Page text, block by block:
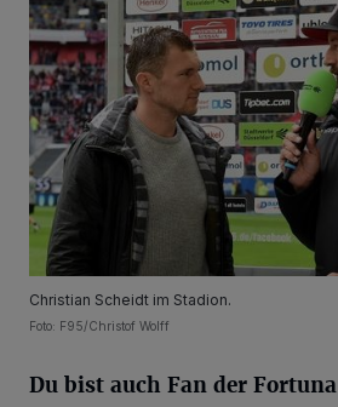
Christian Scheidt im Stadion.
Foto: F95/Christof Wolff
Du bist auch Fan der